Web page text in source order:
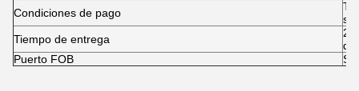
Condiciones de pago
T /
Tiempo de entrega
Puerto FOB